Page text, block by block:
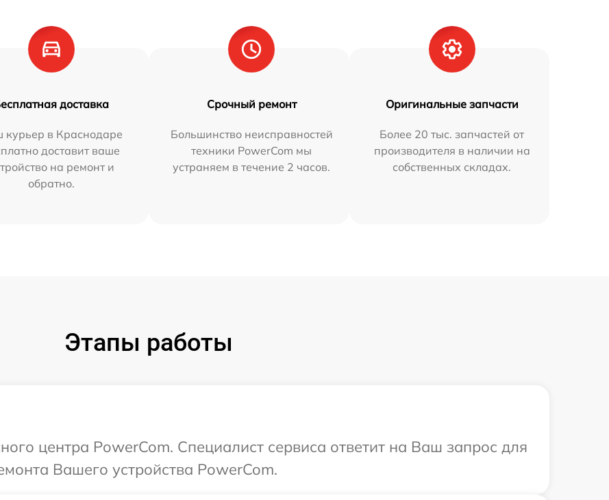
доставка
курьер в Краснодаре
доставит ваше
на ремонт и
обратно.
Срочный ремонт
Большинство неисправностей
техники PowerCom мы
устраняем в течение 2 часов.
Оригинальные запчасти
Более 20 тыс. запчастей от
производителя в наличии на
собственных складах.
Этапы работы
центра PowerCom. Специалист сервиса ответит на Ваш запрос для
Вашего устройства PowerCom.